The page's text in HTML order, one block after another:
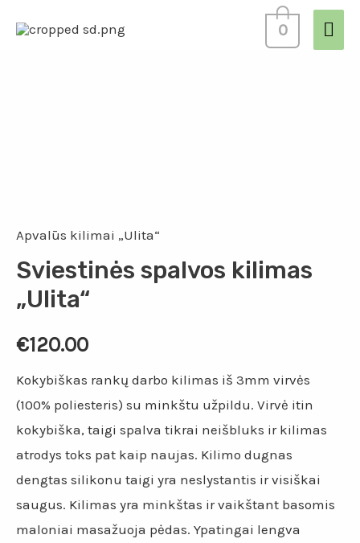
0
Apvalūs kilimai „Ulita“
Sviestinės spalvos kilimas
„Ulita“
€120.00
Kokybiškas rankų darbo kilimas iš 3mm virvės
(100% poliesteris) su minkštu užpildu. Virvė itin
kokybiška, taigi spalva tikrai neišbluks ir kilimas
atrodys toks pat kaip naujas. Kilimo dugnas
dengtas silikonu taigi yra neslystantis ir visiškai
saugus. Kilimas yra minkštas ir vaikštant basomis
maloniai masažuoja pėdas. Ypatingai lengva